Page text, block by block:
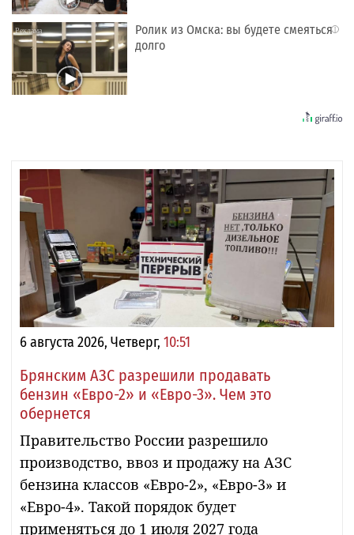
i
Ролик из Омска: вы будете смеяться
долго
6 августа 2026, Четверг, 10:51
Брянским АЗС разрешили продавать
бензин «Евро-2» и «Евро-3». Чем это
обернется
Правительство России разрешило
производство, ввоз и продажу на АЗС
бензина классов «Евро-2», «Евро-3» и
«Евро-4». Такой порядок будет
применяться до 1 июля 2027 года